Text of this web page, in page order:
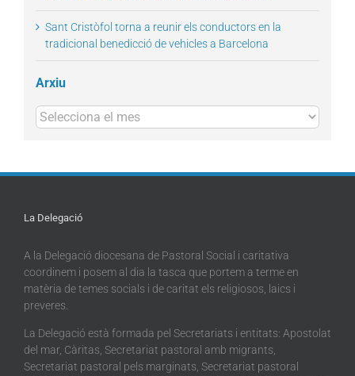
Sant Cristòfol torna a reunir els conductors en la
tradicional benedicció de vehicles a Barcelona
Arxiu
Arxius
La Delegació
A la Delegació diocesana de Pastoral Social i caritativa
coordinem i posem al dia la tasca que portem a terme en
matèria de temes socials i de caritat els religiosos, laics i
preveres.
La Delegació està formada pel Secretariats i entitats: Apostolat
del mar, Càritas, Secretariat pastoral amb migrants,
Secretariat pastoral pels marginats, Secretariat pastoral